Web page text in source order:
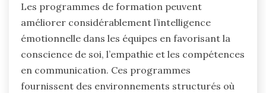
Les programmes de formation peuvent
améliorer considérablement l’intelligence
émotionnelle dans les équipes en favorisant la
conscience de soi, l’empathie et les compétences
en communication. Ces programmes
fournissent des environnements structurés où